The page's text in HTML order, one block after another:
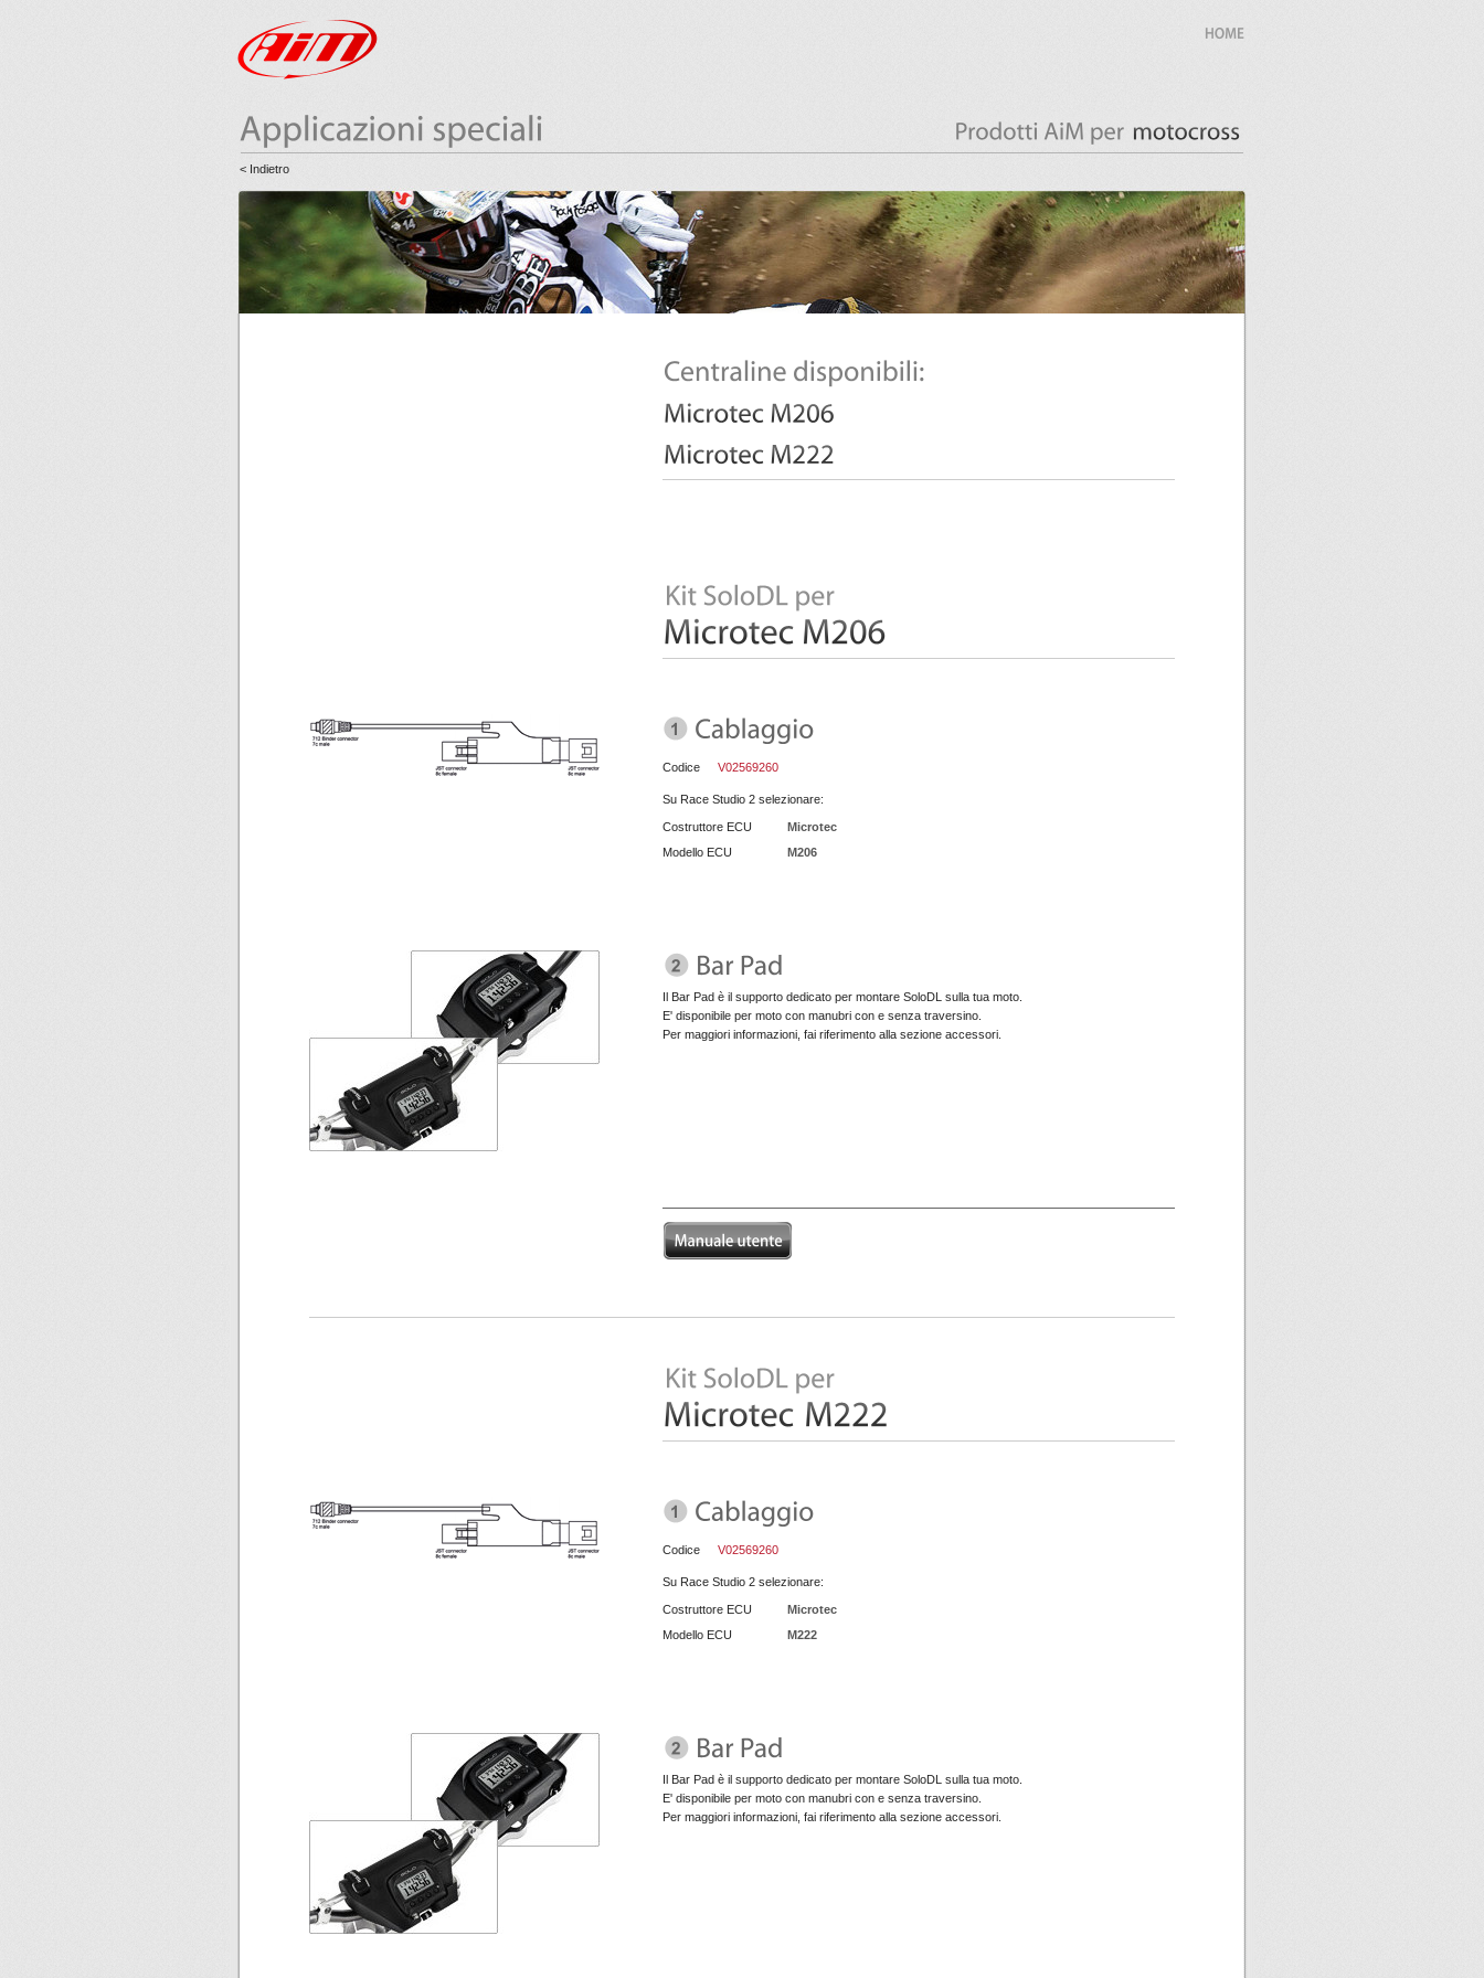
< Indietro
Codice V02569260
Su Race Studio 2 selezionare:
Costruttore ECU
Microtec
Modello ECU
M206
Il Bar Pad è il supporto dedicato per montare SoloDL sulla tua moto.
E' disponibile per moto con manubri con e senza traversino.
Per maggiori informazioni, fai riferimento alla sezione accessori.
Codice V02569260
Su Race Studio 2 selezionare:
Costruttore ECU
Microtec
Modello ECU
M222
Il Bar Pad è il supporto dedicato per montare SoloDL sulla tua moto.
E' disponibile per moto con manubri con e senza traversino.
Per maggiori informazioni, fai riferimento alla sezione accessori.